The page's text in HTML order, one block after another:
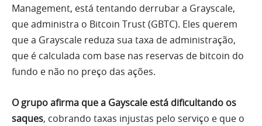
Management, está tentando derrubar a Grayscale,
que administra o Bitcoin Trust (GBTC). Eles querem
que a Grayscale reduza sua taxa de administração,
que é calculada com base nas reservas de bitcoin do
fundo e não no preço das ações.
O grupo afirma que a Gayscale está dificultando os
saques, cobrando taxas injustas pelo serviço e que o